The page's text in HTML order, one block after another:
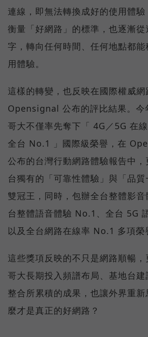
連線，即無法轉換成好的使用體驗
衡量「好網路」的標準，也逐漸從
字，轉向任何時間、任何地點都
用體驗。
這樣的轉變，也反映在國際權威網
Opensignal 公布的評比結果。今
哥大不僅率先奪下「 4G／5G 在
全台 No.1 」國際級榮譽，在
公布的台灣行動網路體驗報告中
台獨有的「可靠性體驗」與「品
雙冠王，同時，包辦全台整體影
台整體語音體驗 No.1、全台 5G
以及全台網路在線率 No.1 多項榮
這些獎項反映的不只是網路順暢
哥大長期投入頻譜布局、基地台
整合所累積的成果，也讓外界重
麼才是真正的好網路？